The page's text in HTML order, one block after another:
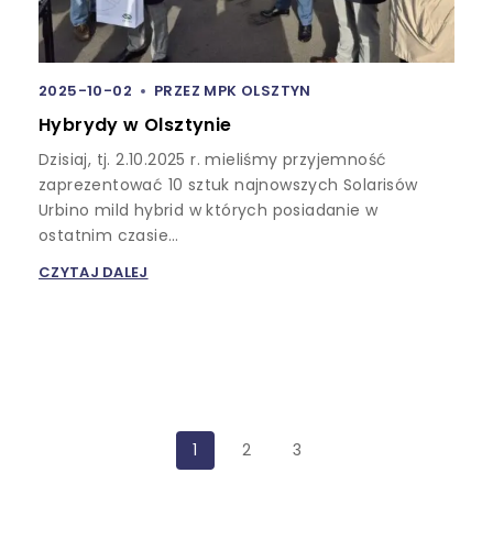
2025-10-02 PRZEZ MPK OLSZTYN
Hybrydy w Olsztynie
Dzisiaj, tj. 2.10.2025 r. mieliśmy przyjemność
zaprezentować 10 sztuk najnowszych Solarisów
Urbino mild hybrid w których posiadanie w
ostatnim czasie…
CZYTAJ DALEJ
1 2 3